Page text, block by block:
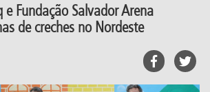
e Fundação Salvador Arena
de creches no Nordeste